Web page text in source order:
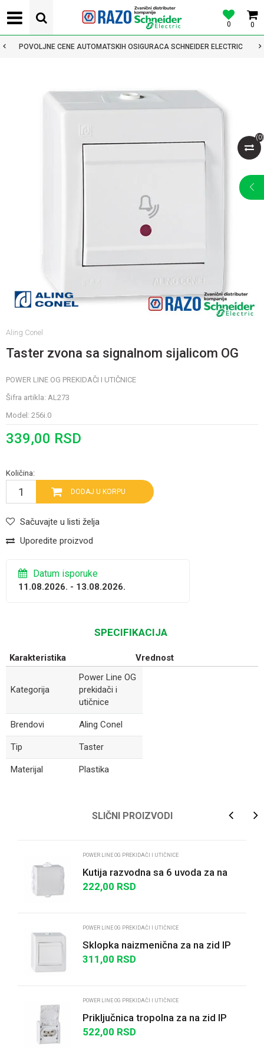
0
0
POVOLJNE CENE AUTOMATSKIH OSIGURACA SCHNEIDER ELECTRIC
(0)
Aling Conel
Taster zvona sa signalnom sijalicom OG
POWER LINE OG PREKIDAČI I UTIČNICE
Šifra artikla: AL273
Model: 256i.0
339,00 RSD
Količina:
DODAJ U KORPU
Sačuvajte u listi želja
Uporedite proizvod
Datum isporuke
11.08.2026. - 13.08.2026.
SPECIFIKACIJA
Karakteristika Vrednost
Kategorija
Power Line OG
prekidači i
utičnice
Brendovi Aling Conel
Tip Taster
Materijal Plastika
SLIČNI PROIZVODI
POWER LINE OG PREKIDAČI I UTIČNICE
Kutija razvodna sa 6 uvoda za na
zid 80x80 IP 54 500V bela
222,00 RSD
POWER LINE OG PREKIDAČI I UTIČNICE
Sklopka naizmenična za na zid IP
44 10AX 250V~bela
311,00 RSD
POWER LINE OG PREKIDAČI I UTIČNICE
Priključnica tropolna za na zid IP
44 16A/440V~
522,00 RSD